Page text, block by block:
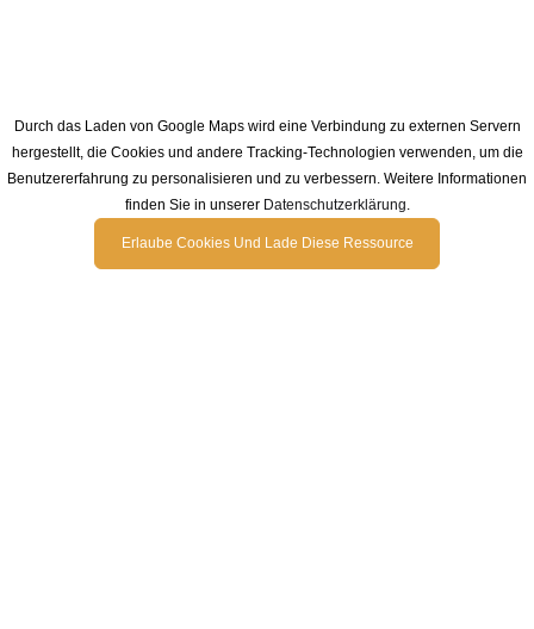
Durch das Laden von Google Maps wird eine Verbindung zu externen Servern
hergestellt, die Cookies und andere Tracking-Technologien verwenden, um die
Benutzererfahrung zu personalisieren und zu verbessern. Weitere Informationen
finden Sie in unserer Datenschutzerklärung.
Erlaube Cookies Und Lade Diese Ressource